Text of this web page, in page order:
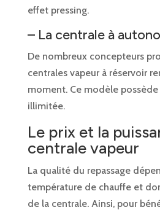
effet pressing.
– La centrale à
De nombreux concepteurs
centrales vapeur à réservoir
moment. Ce modèle
illimitée.
Le prix et la
centrale vapeur
La qualité du repassage
température de chauffe et
de la centrale. Ainsi, pour